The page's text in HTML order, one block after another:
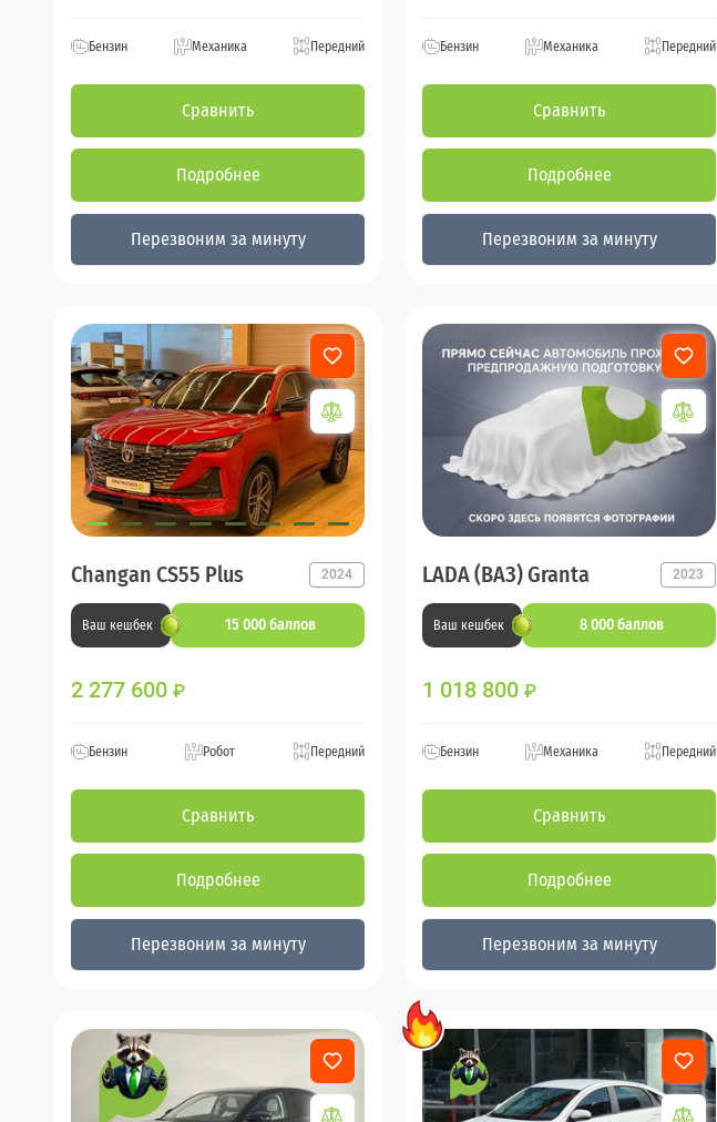
Бензин Механика Передний
Сравнить
Подробнее
Перезвоним за минуту
Бензин Механика Передний
Сравнить
Подробнее
Перезвоним за минуту
Changan CS55 Plus 2024
Ваш кешбек 15 000 баллов
2 277 600 ₽
Бензин Робот Передний
Сравнить
Подробнее
Перезвоним за минуту
LADA (ВАЗ) Granta 2023
Ваш кешбек 8 000 баллов
1 018 800 ₽
Бензин Механика Передний
Сравнить
Подробнее
Перезвоним за минуту